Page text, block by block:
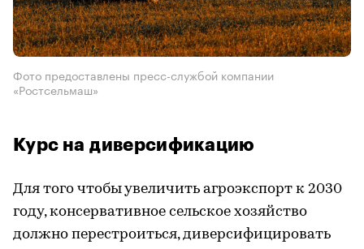
Фото предоставлены пресс-службой компании
«Ростсельмаш»
Курс на диверсификацию
Для того чтобы увеличить агроэкспорт к 2030
году, консервативное сельское хозяйство
должно перестроиться, диверсифицировать